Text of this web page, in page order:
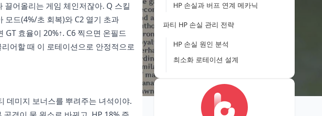
끌어올리는 게임 체인저잖아. Q 스킬
모드(4%/초 회복)와 C2 열기 초과
효율이 20%↑. C6 찍으면 온필드
어할 때 이 로테이션으로 안정적으로
데미지 보너스를 뿌려주는 녀석이야.
HP 손실과 버프 연계 메카닉
파티 HP 손실 관리 전략
HP 손실 원인 분석
최소화 로테이션 설계
버프 타이밍 최적화 가이드
버프 지속 시간 이해